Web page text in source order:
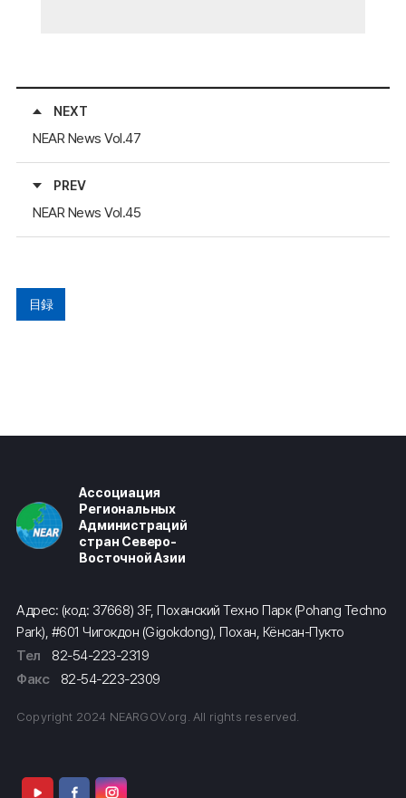
NEXT
NEAR News Vol.47
PREV
NEAR News Vol.45
目録
Ассоциация
Региональных
Администраций
стран Северо-
Восточной Азии
Адрес: (код: 37668) 3F, Поханский Техно Парк (Pohang Techno
Park), #601 Чигокдон (Gigokdong), Похан, Кёнсан-Пукто
Тел
82-54-223-2319
Факс
82-54-223-2309
Copyright 2024 NEARGOV.org. All rights reserved.